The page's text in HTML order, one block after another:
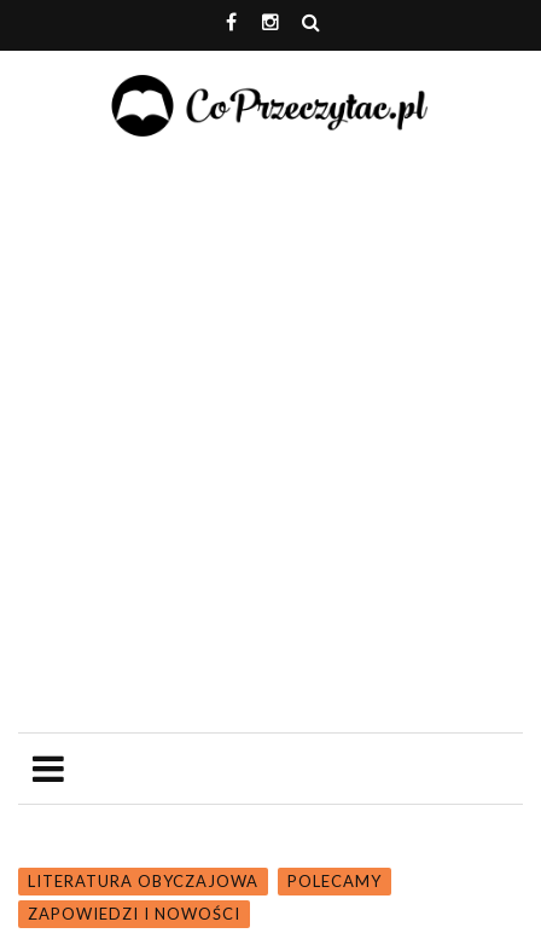
LITERATURA OBYCZAJOWA
POLECAMY
ZAPOWIEDZI I NOWOŚCI